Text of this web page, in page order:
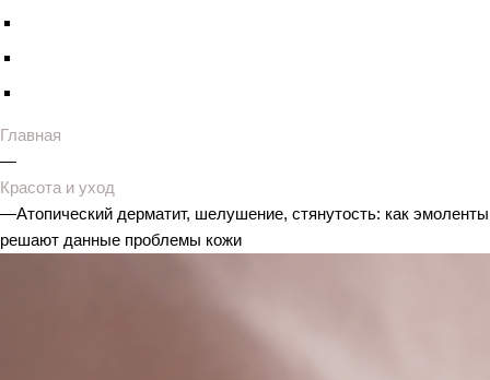
Главная
—
Красота и уход
—Атопический дерматит, шелушение, стянутость: как эмоленты
решают данные проблемы кожи